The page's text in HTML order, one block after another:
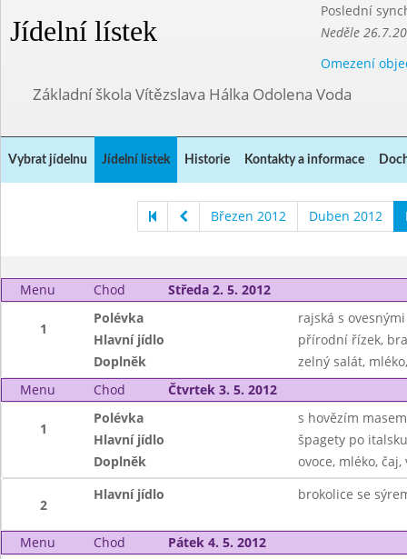
Jídelní lístek
Poslední
Neděle
Omezení
Základní škola Vítězslava Hálka Odolena Voda
Vybrat jídelnu Jídelní lístek Historie Kontakty a informace
Březen 2012 Duben 2012
Menu Chod Středa 2. 5. 2012
1
Polévka
rajská s
Hlavní jídlo
přírodní řízek,
Doplněk
zelný salát,
Menu
Chod Čtvrtek 3. 5. 2012
1
Polévka
s hovězím
Hlavní jídlo
špagety po
Doplněk
ovoce, mléko,
2
Hlavní jídlo brokolice se
Menu Chod Pátek 4. 5. 2012